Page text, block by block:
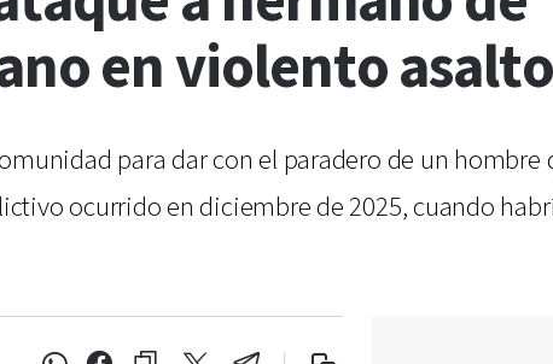
en violento asalto
para dar con el paradero de un hombre
ocurrido en diciembre de 2025, cuando